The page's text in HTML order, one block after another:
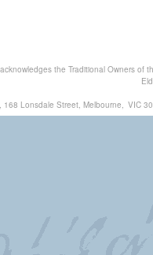
the Traditional Owners
168 Lonsdale Street, Melbourne, VIC